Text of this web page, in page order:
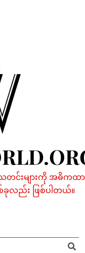
သတင်းများကို အဓိကထာ
လည်း ဖြစ်ပါတယ်။